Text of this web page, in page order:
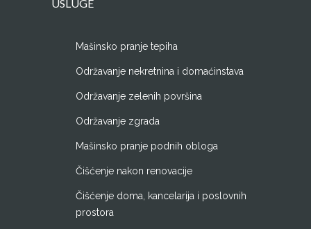
USLUGE
Mašinsko pranje tepiha
Održavanje nekretnina i domaćinstava
Održavanje zelenih površina
Održavanje zgrada
Mašinsko pranje podnih obloga
Čišćenje nakon renovacije
Čišćenje doma, kancelarija i poslovnih
prostora